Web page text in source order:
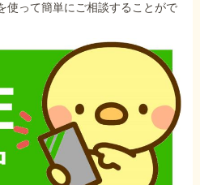
使って簡単にご相談することがで